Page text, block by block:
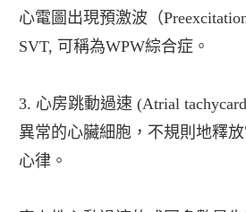
心電圖出現預激波（
SVT, 可稱為WPW綜合症。
3. 心房跳動過速 (Atrial
異常的心臟細胞，不規則地釋
心律。